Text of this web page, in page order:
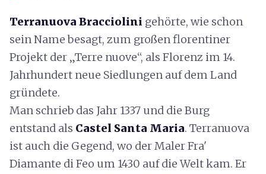
Terranuova Bracciolini gehörte, wie schon
sein Name besagt, zum großen florentiner
Projekt der „Terre nuove“, als Florenz im 14.
Jahrhundert neue Siedlungen auf dem Land
gründete.
Man schrieb das Jahr 1337 und die Burg
entstand als Castel Santa Maria. Terranuova
ist auch die Gegend, wo der Maler Fra'
Diamante di Feo um 1430 auf die Welt kam. Er